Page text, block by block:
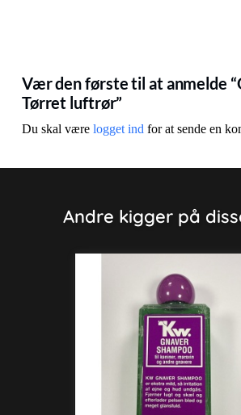
Vær den første til at anmelde
Tørret luftrør”
Du skal være logget ind for at sende en
Andre kigger på